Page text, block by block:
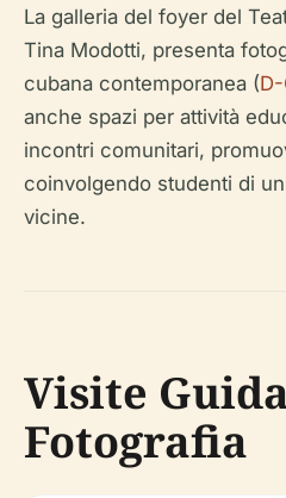
La galleria del foyer del
Tina Modotti, presenta
cubana contemporanea (
anche spazi per attività
incontri comunitari,
coinvolgendo studenti di
vicine.
Visite
Fotografia